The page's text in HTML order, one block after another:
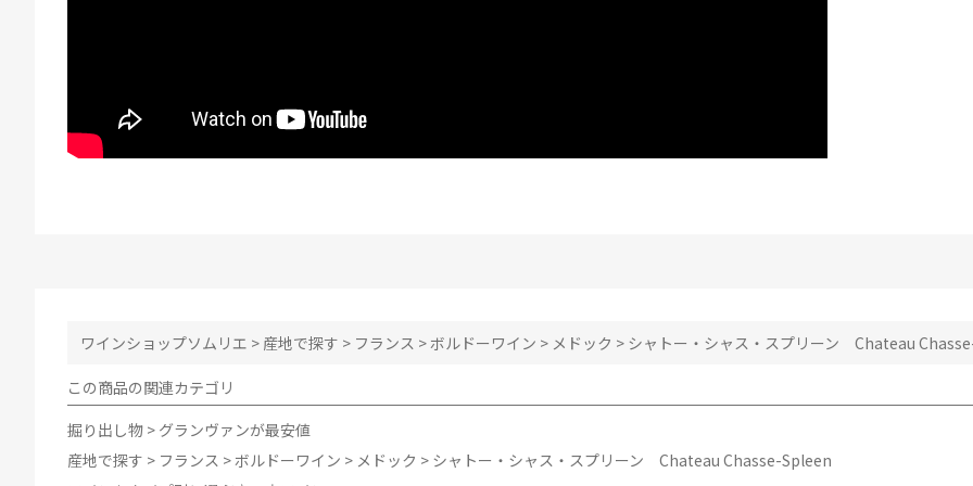
ワインショップソムリエ > 産地で探す > フランス >ボルドーワイン > メドック > シャトー・シャス・スプリーン Chateau
この商品の関連カテゴリ
掘り出し物 > グランヴァンが最安値
産地で探す > フランス >ボルドーワイン > メドック > シャトー・シャス・スプリーン Chateau Chasse-Spleen